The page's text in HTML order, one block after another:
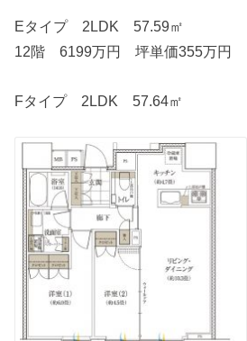
Eタイプ 2LDK 57.59㎡
12階 6199万円 坪単価355万円
Fタイプ 2LDK 57.64㎡